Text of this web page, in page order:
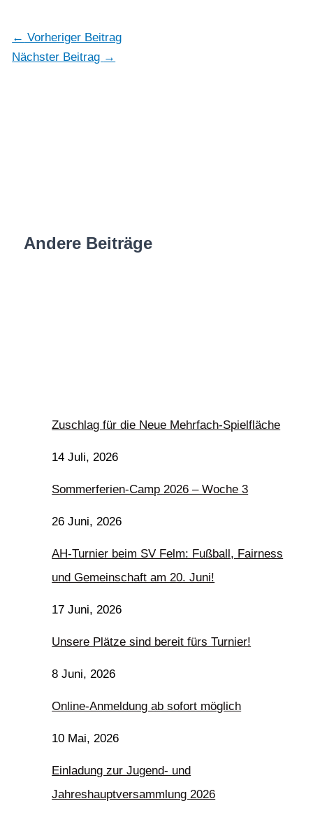
← Vorheriger Beitrag
Nächster Beitrag →
Andere Beiträge
Zuschlag für die Neue Mehrfach-Spielfläche
14 Juli, 2026
Sommerferien-Camp 2026 – Woche 3
26 Juni, 2026
AH-Turnier beim SV Felm: Fußball, Fairness
und Gemeinschaft am 20. Juni!
17 Juni, 2026
Unsere Plätze sind bereit fürs Turnier!
8 Juni, 2026
Online-Anmeldung ab sofort möglich
10 Mai, 2026
Einladung zur Jugend- und
Jahreshauptversammlung 2026